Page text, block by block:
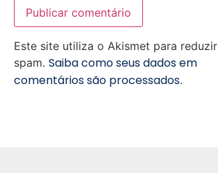
Este site utiliza o Akismet para reduzir
spam. Saiba como seus dados em
comentários são processados.